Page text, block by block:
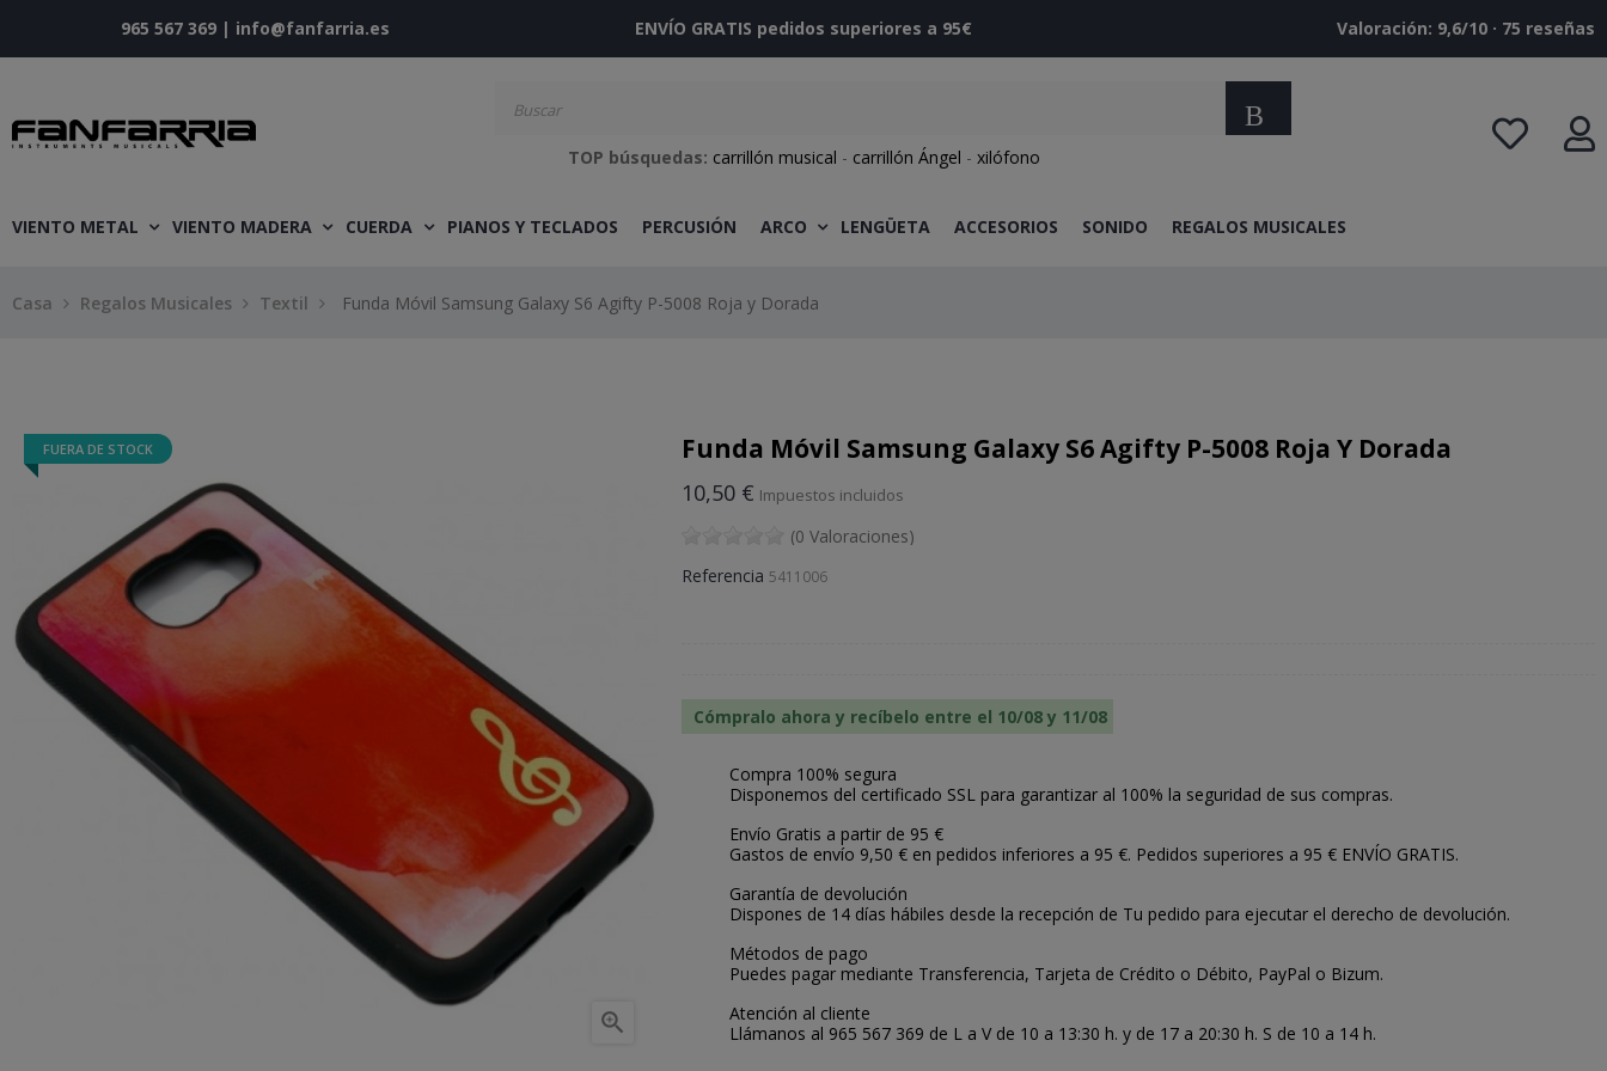
965 567 369 | info@fanfarria.es ENVÍO GRATIS pedidos superiores a 95€ Valoración: 9,6/10 · ‎75 reseñas
Buscar
TOP búsquedas: carrillón musical - carrillón Ángel - xilófono
VIENTO METAL VIENTO MADERA CUERDA PIANOS Y TECLADOS PERCUSIÓN ARCO LENGÜETA ACCESORIOS SONIDO REGALOS MUSICALES
Casa Regalos Musicales Textil Funda Móvil Samsung Galaxy S6 Agifty P-5008 Roja y Dorada
FUERA DE STOCK

Funda Móvil Samsung Galaxy S6 Agifty P-5008 Roja Y Dorada
10,50 € Impuestos incluidos
(0 Valoraciones)
Referencia 5411006
Cómpralo ahora y recíbelo entre el 10/08 y 11/08
Compra 100% segura
Disponemos del certificado SSL para garantizar al 100% la seguridad de sus compras.
Envío Gratis a partir de 95 €
Gastos de envío 9,50 € en pedidos inferiores a 95 €. Pedidos superiores a 95 € ENVÍO GRATIS.
Garantía de devolución
Dispones de 14 días hábiles desde la recepción de Tu pedido para ejecutar el derecho de devolución.
Métodos de pago
Puedes pagar mediante Transferencia, Tarjeta de Crédito o Débito, PayPal o Bizum.
Atención al cliente
Llámanos al 965 567 369 de L a V de 10 a 13:30 h. y de 17 a 20:30 h. S de 10 a 14 h.